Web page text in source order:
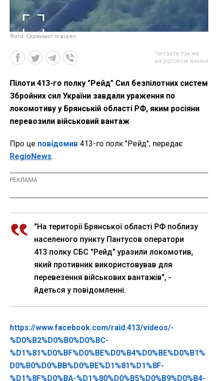
Фото: Скриншот із відео
Читайте также
на русском языке
Пілоти 413-го полку "Рейд" Сил безпілотних систем
Збройних сил України завдали ураження по
локомотиву у Брянській області РФ, яким росіяни
перевозили військовий вантаж
Про це повідомив 413-го полк "Рейд", передає
RegioNews.
"На території Брянської області РФ поблизу
населеного пункту Пантусов оператори
413 полку СБС "Рейд" уразили локомотив,
який противник використовував для
перевезення військових вантажів", -
йдеться у повідомленні.
https://www.facebook.com/raid.413/videos/-
%D0%B2%D0%B0%D0%BC-
%D1%81%D0%BF%D0%BE%D0%B4%D0%BE%D0%B1%
D0%B0%D0%BB%D0%BE%D1%81%D1%8F-
%D1%8F%D0%BA-%D1%80%D0%B5%D0%B9%D0%B4-